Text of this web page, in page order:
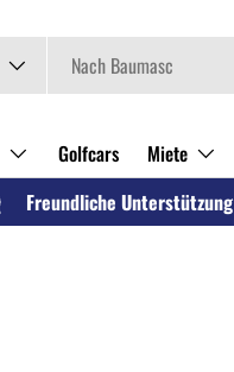
Golfcars Miete
Freundliche Unterstützung